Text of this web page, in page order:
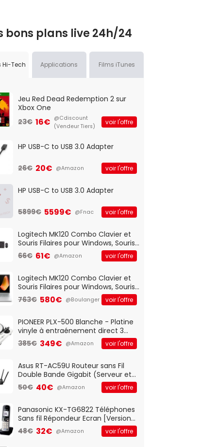
bons plans live 24h/24
Hi-Tech Applications Films iTunes
Jeu Red Dead Redemption 2 sur
Xbox One
23€ 16€ @Cdiscount
(Vendeur Tiers)
voir l'offre
HP USB-C to USB 3.0 Adapter
26€ 20€ @Amazon voir l'offre
HP USB-C to USB 3.0 Adapter
5899€ 5599€ @Fnac voir l'offre
Logitech MK120 Combo Clavier et
Souris Filaires pour Windows, Souris
Optique Filaire, Connexion USB Plug
And Play, Confortable, Taille
QWERTY UK - Noir
66€ 61€ @Amazon voir l'offre
Logitech MK120 Combo Clavier et
Souris Filaires pour Windows, Souris
Optique Filaire, Connexion USB Plug
And Play, Confortable, Taille
QWERTY UK - Noir
763€ 580€ @Boulanger voir l'offre
PIONEER PLX-500 Blanche - Platine
vinyle à entraénement direct 3
vitesses (33-45-78 trs/min) avec
pre-ampli intégré et port USB
385€ 349€ @Amazon voir l'offre
Asus RT-AC59U Routeur sans Fil
Double Bande Gigabit (Serveur et
Client VPN, Triple Vlan, Mode Point
d'accès et Bridge, contrôle
50€ 40€ @Amazon voir l'offre
Panasonic KX-TG6822 Téléphones
Sans fil Répondeur Ecran [Version
Française]
48€ 32€ @Amazon voir l'offre